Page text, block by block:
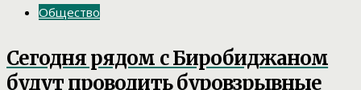
Общество
Сегодня рядом с Биробиджаном
будут проводить буровзрывные